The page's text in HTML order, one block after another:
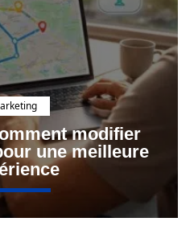
modifier
une meilleure